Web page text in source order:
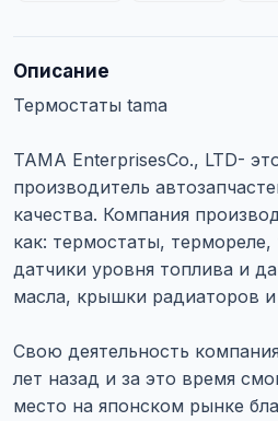
Описание
Термостаты tama
TAMA EnterprisesCo., LTD-
производитель
качества. Компания
как: термостаты,
датчики уровня топлива и
масла, крышки радиаторов и
Свою деятельность
лет назад и за это время
место на японском рынке